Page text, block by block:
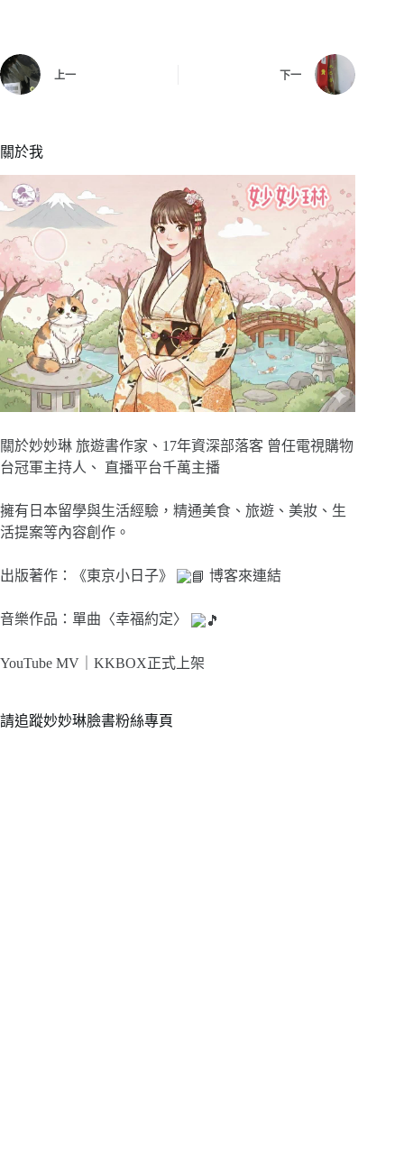
上一 下一
關於我
關於妙妙琳 旅遊書作家、17年資深部落客 曾任電視購物
台冠軍主持人、 直播平台千萬主播
擁有日本留學與生活經驗，精通美食、旅遊、美妝、生
活提案等內容創作。
出版著作：《東京小日子》 博客來連結
音樂作品：單曲〈幸福約定〉
YouTube MV｜ KKBOX正式上架
請追蹤妙妙琳臉書粉絲專頁